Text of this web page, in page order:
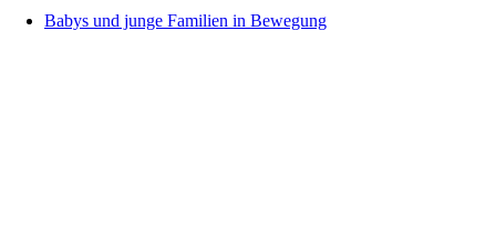
Babys und junge Familien in Bewegung